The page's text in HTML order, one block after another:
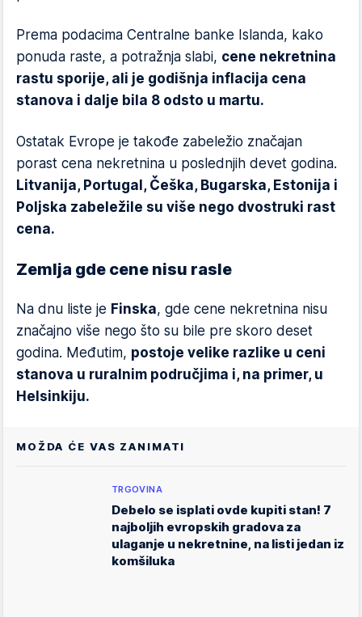
Prema podacima Centralne banke Islanda, kako
ponuda raste, a potražnja slabi, cene nekretnina
rastu sporije, ali je godišnja inflacija cena
stanova i dalje bila 8 odsto u martu.
Ostatak Evrope je takođe zabeležio značajan
porast cena nekretnina u poslednjih devet godina.
Litvanija, Portugal, Češka, Bugarska, Estonija i
Poljska zabeležile su više nego dvostruki rast
cena.
Zemlja gde cene nisu rasle
Na dnu liste je Finska, gde cene nekretnina nisu
značajno više nego što su bile pre skoro deset
godina. Međutim, postoje velike razlike u ceni
stanova u ruralnim područjima i, na primer, u
Helsinkiju.
MOŽDA ĆE VAS ZANIMATI
TRGOVINA
Debelo se isplati ovde kupiti stan! 7
najboljih evropskih gradova za
ulaganje u nekretnine, na listi jedan iz
komšiluka